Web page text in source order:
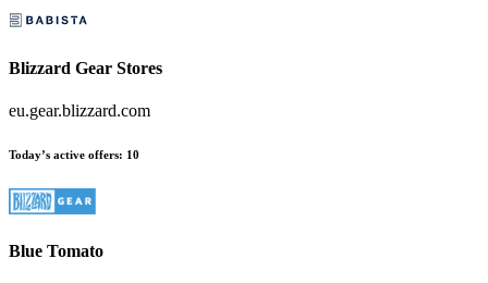
Blizzard Gear Stores
eu.gear.blizzard.com
Today’s active offers: 10
Blue Tomato